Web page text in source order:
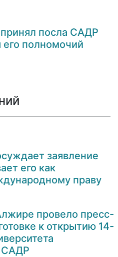
посла САДР
полномочий
заявление
его как
праву
провело пресс-
к открытию 14-
САДР